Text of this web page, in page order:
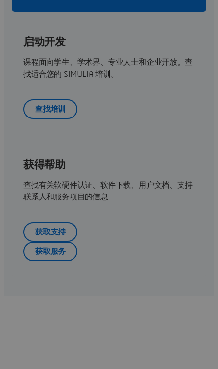
启动开发
课程面向学生、学术界、专业人士和企业开放。查
找适合您的 SIMULIA 培训。
查找培训
获得帮助
查找有关软硬件认证、软件下载、用户文档、支持
联系人和服务项目的信息
获取支持
获取服务